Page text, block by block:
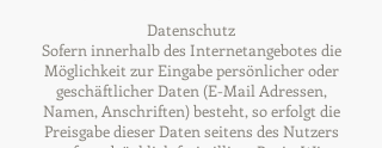
Datenschutz
Sofern innerhalb des Internetangebotes die
Möglichkeit zur Eingabe persönlicher oder
geschäftlicher Daten (E-Mail Adressen,
Namen, Anschriften) besteht, so erfolgt die
Preisgabe dieser Daten seitens des Nutzers